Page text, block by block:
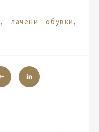
, лачени обувки,